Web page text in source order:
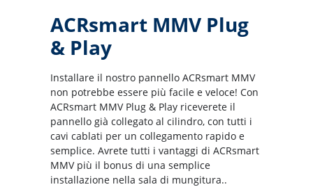
ACRsmart MMV Plug
& Play
Installare il nostro pannello ACRsmart MMV
non potrebbe essere più facile e veloce! Con
ACRsmart MMV Plug & Play riceverete il
pannello già collegato al cilindro, con tutti i
cavi cablati per un collegamento rapido e
semplice. Avrete tutti i vantaggi di ACRsmart
MMV più il bonus di una semplice
installazione nella sala di mungitura..